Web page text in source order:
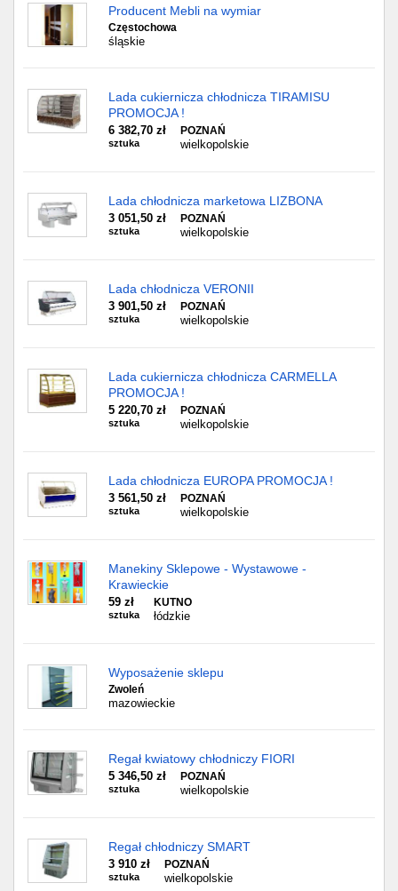
Producent Mebli na wymiar
Częstochowa
śląskie
Lada cukiernicza chłodnicza TIRAMISU
PROMOCJA !
6 382,70 zł
sztuka
POZNAŃ
wielkopolskie
Lada chłodnicza marketowa LIZBONA
3 051,50 zł
sztuka
POZNAŃ
wielkopolskie
Lada chłodnicza VERONII
3 901,50 zł
sztuka
POZNAŃ
wielkopolskie
Lada cukiernicza chłodnicza CARMELLA
PROMOCJA !
5 220,70 zł
sztuka
POZNAŃ
wielkopolskie
Lada chłodnicza EUROPA PROMOCJA !
3 561,50 zł
sztuka
POZNAŃ
wielkopolskie
Manekiny Sklepowe - Wystawowe -
Krawieckie
59 zł
sztuka
KUTNO
łódzkie
Wyposażenie sklepu
Zwoleń
mazowieckie
Regał kwiatowy chłodniczy FIORI
5 346,50 zł
sztuka
POZNAŃ
wielkopolskie
Regał chłodniczy SMART
3 910 zł
sztuka
POZNAŃ
wielkopolskie